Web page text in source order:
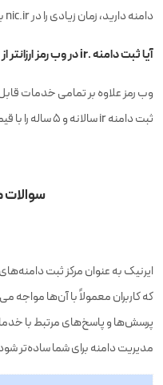
دامنه دارید، زمان زیادی را در nic.ir بابت ثبت دامین باید سپری کنید،
آیا ثبت دامنه .ir در وب رمز ارزانتر از ایرنیک است؟
وب رمز علاوه بر تمامی خدمات
ثبت دامنه ir سالانه و 5 ساله را با قیمت ارزان و اقتصادی به شما ارائه میکند.
سوالات
ایرنیک به عنوان مرکز ثبت
که کاربران معمولاً با آن‌ها
پرسش‌ها و پاسخ‌های مرتبط با
مدیریت دامنه برای شما ساده‌تر